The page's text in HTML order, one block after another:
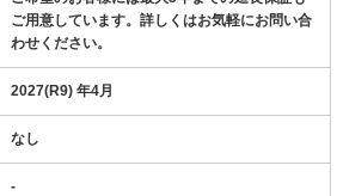
ご用意しています。詳しくはお気軽にお問い合
わせください。
2027(R9) 年4月
なし
-